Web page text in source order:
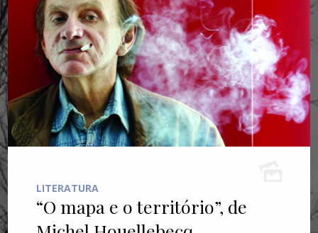
LITERATURA
“O mapa e o território”, de